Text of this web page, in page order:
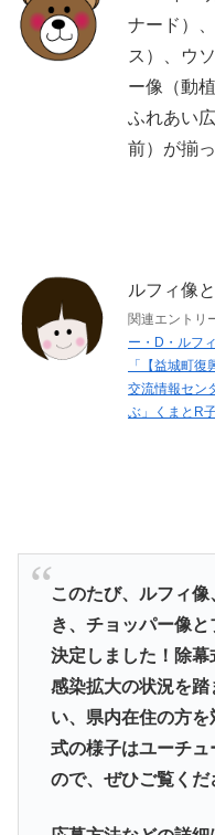
ナード）
ス）、ウ
ー像（動
ふれあい
前）が揃
ルフィ像
関連エントリ
ー・D・ルフ
「【益城町
交流情報セン
ぶ」くまとR
このたび、ルフィ
き、チョッパー像
決定しました！除
感染拡大の状況を
い、県内在住の方を
式の様子はユーチ
ので、ぜひご覧くだ